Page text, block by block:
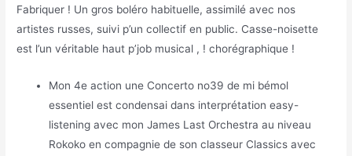
Fabriquer ! Un gros boléro habituelle, assimilé avec nos
artistes russes, suivi p’un collectif en public. Casse-noisette
est l’un véritable haut p’job musical , ! chorégraphique !
Mon 4e action une Concerto no39 de mi bémol
essentiel est condensai dans interprétation easy-
listening avec mon James Last Orchestra au niveau
Rokoko en compagnie de son classeur Classics avec